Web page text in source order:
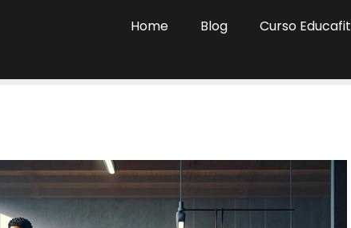
Home Blog Curso Educafit